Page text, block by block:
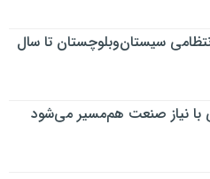
سیستان‌وبلوچستان تا سال
با نیاز صنعت هم‌مسیر می‌شود